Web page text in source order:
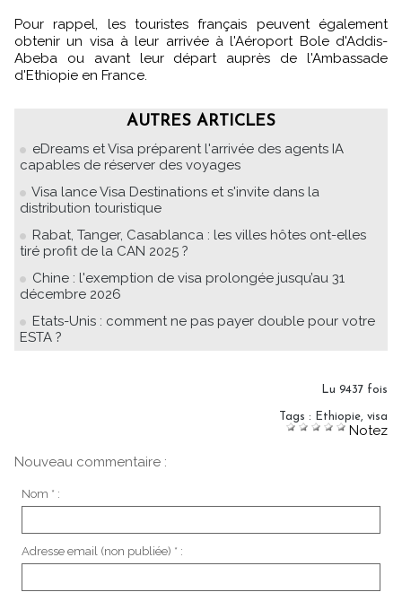
Pour rappel, les touristes français peuvent également
obtenir un visa à leur arrivée à l'Aéroport Bole d'Addis-
Abeba ou avant leur départ auprès de l'Ambassade
d'Ethiopie en France.
AUTRES ARTICLES
eDreams et Visa préparent l'arrivée des agents IA
capables de réserver des voyages
Visa lance Visa Destinations et s'invite dans la
distribution touristique
Rabat, Tanger, Casablanca : les villes hôtes ont-elles
tiré profit de la CAN 2025 ?
Chine : l'exemption de visa prolongée jusqu’au 31
décembre 2026
Etats-Unis : comment ne pas payer double pour votre
ESTA ?
Lu 9437 fois
Tags : Ethiopie, visa
Notez
Nouveau commentaire :
Nom * :
Adresse email (non publiée) * :